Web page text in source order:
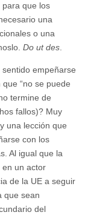
que los
una
o una
Do ut des
empeñarse
“no se puede
termine de
fallos)? Muy
una lección que
con los
Al igual que la
en un actor
de la UE a seguir
que sean
del